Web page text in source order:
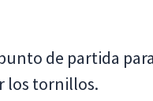
de partida
los tornillos.